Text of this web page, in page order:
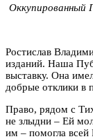
Оккупированный
Ростислав
изданий. Наша
выставку. Она
добрые отклики в
Право, рядом с
не злыдни – Ей
им – помогла всей